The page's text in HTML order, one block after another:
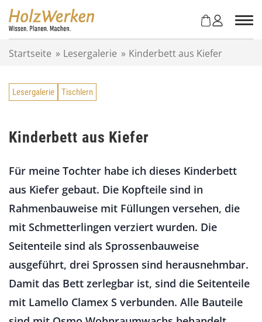
Startseite » Lesergalerie » Kinderbett aus Kiefer
Lesergalerie Tischlern
Kinderbett aus Kiefer
Für meine Tochter habe ich dieses Kinderbett
aus Kiefer gebaut. Die Kopfteile sind in
Rahmenbauweise mit Füllungen versehen, die
mit Schmetterlingen verziert wurden. Die
Seitenteile sind als Sprossenbauweise
ausgeführt, drei Sprossen sind herausnehmbar.
Damit das Bett zerlegbar ist, sind die Seitenteile
mit Lamello Clamex S verbunden. Alle Bauteile